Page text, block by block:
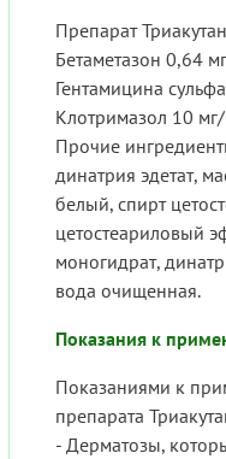
Препарат
Бетаметазон 0,64
Гентамицина
Клотримазол 10 мг/
Прочие
динатрия эдетат,
белый, спирт
цетостеариловый
моногидрат,
вода очищенная.
Показания к
Показаниями к
препарата
- Дерматозы,